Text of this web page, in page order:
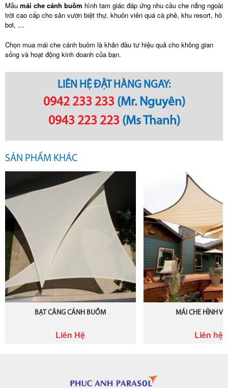
Mẫu mái che cánh buồm hình tam giác đáp ứng nhu cầu che nắng ngoài
trời cao cấp cho sân vườn biệt thự, khuôn viên quá cà phê, khu resort, hồ
bơi, …
Chọn mua mái che cánh buồm là khản đầu tư hiệu quả cho không gian
sống và hoạt động kinh doanh của bạn.
LIÊN HỆ ĐẶT HÀNG NGAY:
0942 233 233 (Mr. Nguyên)
0943 223 223 (Ms Thanh)
SẢN PHẨM KHÁC
BẠT CĂNG CÁNH BUỒM
Liên Hệ
MÁI CHE HÌNH
Liên hệ